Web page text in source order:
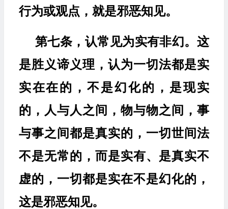
行为或观点，就是邪恶知见。
第七条，认常见为实有非幻。这
是胜义谛义理，认为一切法都是实
实在在的，不是幻化的，是现实
的，人与人之间，物与物之间，事
与事之间都是真实的，一切世间法
不是无常的，而是实有、是真实不
虚的，一切都是实在不是幻化的，
这是邪恶知见。